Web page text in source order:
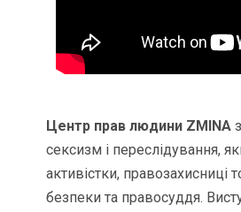
Центр прав людини ZMINA
сексизм і переслідування,
активістки, правозахисниці
безпеки та правосуддя.